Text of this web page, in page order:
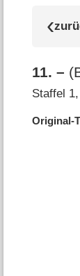
11.–
Staffel
Original-